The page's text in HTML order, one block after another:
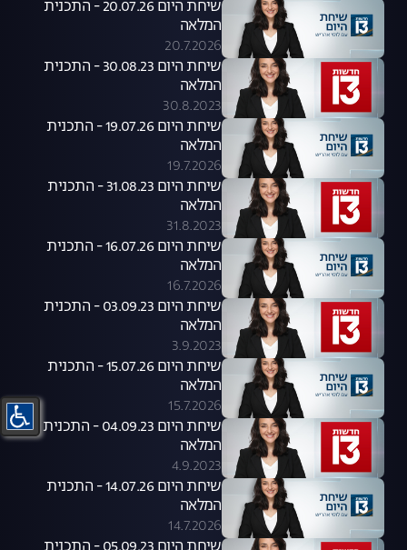
שיחת היום 20.07.26 - התכנית
המלאה
20.7.2026
שיחת היום 30.08.23 - התכנית
המלאה
30.8.2023
שיחת היום 19.07.26 - התכנית
המלאה
19.7.2026
שיחת היום 31.08.23 - התכנית
המלאה
31.8.2023
שיחת היום 16.07.26 - התכנית
המלאה
16.7.2026
שיחת היום 03.09.23 - התכנית
המלאה
3.9.2023
שיחת היום 15.07.26 - התכנית
המלאה
15.7.2026
שיחת היום 04.09.23 - התכנית
המלאה
4.9.2023
שיחת היום 14.07.26 - התכנית
המלאה
14.7.2026